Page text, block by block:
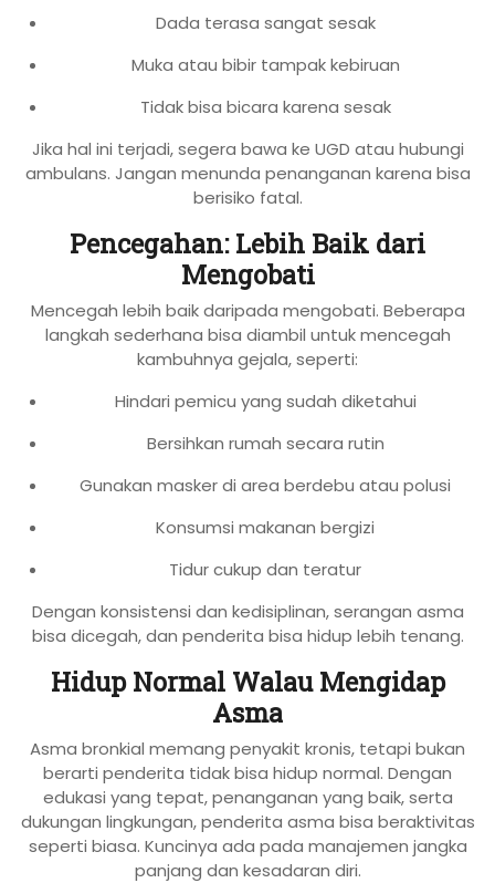
Dada terasa sangat sesak
Muka atau bibir tampak kebiruan
Tidak bisa bicara karena sesak
Jika hal ini terjadi, segera bawa ke UGD atau hubungi
ambulans. Jangan menunda penanganan karena bisa
berisiko fatal.
Pencegahan: Lebih Baik dari
Mengobati
Mencegah lebih baik daripada mengobati. Beberapa
langkah sederhana bisa diambil untuk mencegah
kambuhnya gejala, seperti:
Hindari pemicu yang sudah diketahui
Bersihkan rumah secara rutin
Gunakan masker di area berdebu atau polusi
Konsumsi makanan bergizi
Tidur cukup dan teratur
Dengan konsistensi dan kedisiplinan, serangan asma
bisa dicegah, dan penderita bisa hidup lebih tenang.
Hidup Normal Walau Mengidap
Asma
Asma bronkial memang penyakit kronis, tetapi bukan
berarti penderita tidak bisa hidup normal. Dengan
edukasi yang tepat, penanganan yang baik, serta
dukungan lingkungan, penderita asma bisa beraktivitas
seperti biasa. Kuncinya ada pada manajemen jangka
panjang dan kesadaran diri.